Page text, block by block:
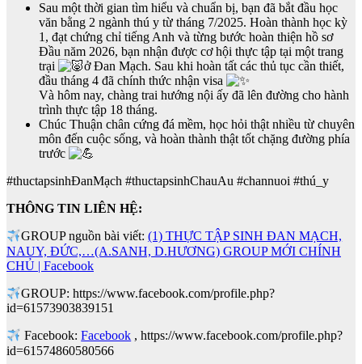
Sau một thời gian tìm hiểu và chuẩn bị, bạn đã bắt đầu học
văn bằng 2 ngành thú y từ tháng 7/2025. Hoàn thành học kỳ
1, đạt chứng chỉ tiếng Anh và từng bước hoàn thiện hồ sơ
Đầu năm 2026, bạn nhận được cơ hội thực tập tại một trang
trại
ở Đan Mạch. Sau khi hoàn tất các thủ tục cần thiết,
đầu tháng 4 đã chính thức nhận visa
Và hôm nay, chàng trai hướng nội ấy đã lên đường cho hành
trình thực tập 18 tháng.
Chúc Thuận chân cứng đá mềm, học hỏi thật nhiều từ chuyên
môn đến cuộc sống, và hoàn thành thật tốt chặng đường phía
trước
#thuctapsinhĐanMạch #thuctapsinhChauAu #channuoi #thú_y
THÔNG TIN LIÊN HỆ:
GROUP nguồn bài viết:(1) THỰC TẬP SINH ĐAN MẠCH,
NAUY, ĐỨC,…(A.SANH, D.HƯƠNG) GROUP MỚI CHÍNH
CHỦ | Facebook
GROUP: https://www.facebook.com/profile.php?
id=61573903839151
Facebook:Facebook , https://www.facebook.com/profile.php?
id=61574860580566